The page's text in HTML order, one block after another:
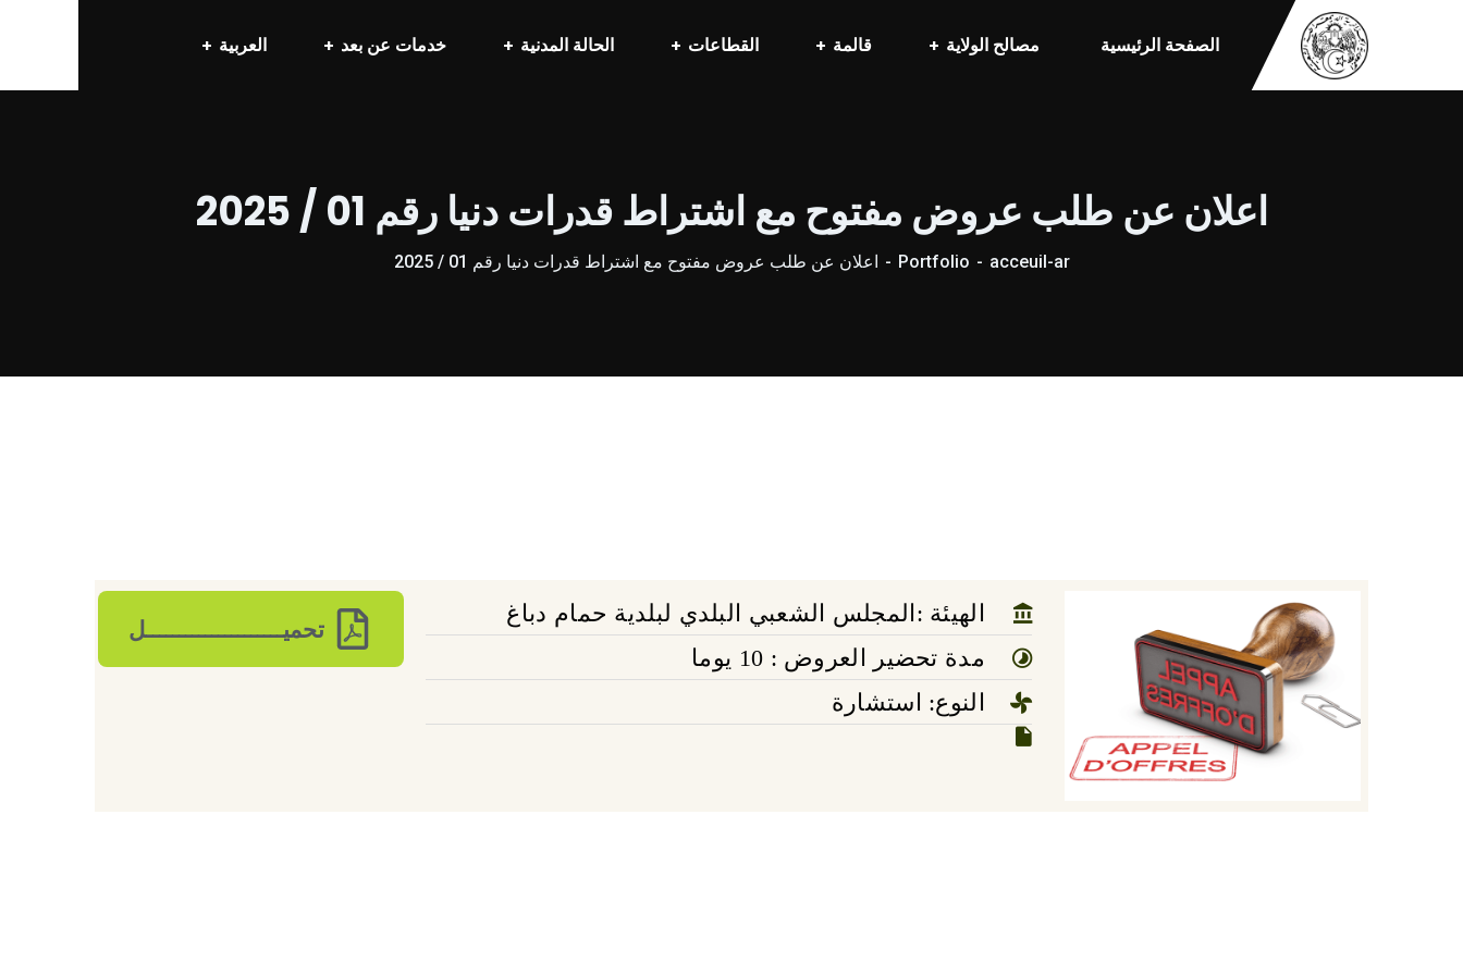
الصفحة الرئيسية مصالح الولاية قالمة القطاعات الحالة المدنية خدمات عن بعد العربية
اعلان عن طلب عروض مفتوح مع اشتراط قدرات دنيا رقم 01 / 2025
acceuil-ar
Portfolio اعلان عن طلب عروض مفتوح مع اشتراط قدرات دنيا رقم 01 / 2025
الهيئة :المجلس الشعبي البلدي لبلدية حمام دباغ
مدة تحضير العروض : 10 يوما
النوع: استشارة
تحميـــــــــــــــــــــل